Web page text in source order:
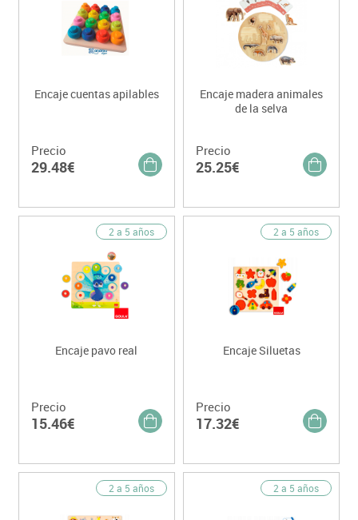
Encaje cuentas apilables
Precio
29.48€
Encaje madera animales
de la selva
Precio
25.25€
2 a 5 años
Encaje pavo real
Precio
15.46€
2 a 5 años
Encaje Siluetas
Precio
17.32€
2 a 5 años 2 a 5 años